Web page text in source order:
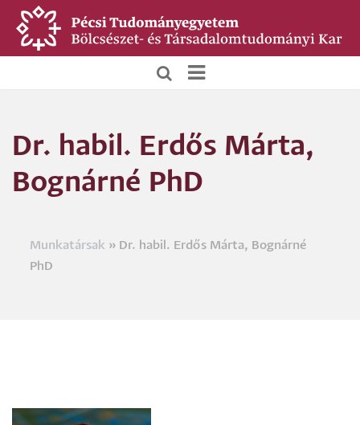
Ugrás
tartalomra
Főoldali
menü
Dr. habil. Erdős Márta,
Bognárné PhD
Morzsa
Munkatársak
Dr. habil. Erdős Márta, Bognárné
PhD